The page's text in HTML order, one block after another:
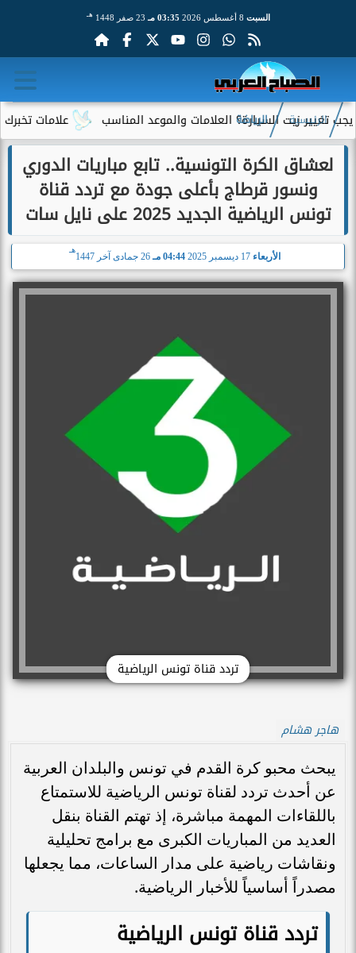
السبت 03:35 مـ 23 صفر 1448 هـ
علامات تخبرك بأن زيت السيارة؟ العلامات والموعد المناسب
الرئيسية الرياضة
لعشاق الكرة التونسية.. تابع مباريات الدوري
ونسور قرطاج بأعلى جودة مع تردد قناة
تونس الرياضية الجديد 2025 على نايل سات
الأربعاء 04:44 مـ 26 جمادى آخر 1447
هـ
تردد قناة تونس الرياضية
هاجر هشام
يبحث محبو كرة القدم في تونس والبلدان العربية
عن أحدث تردد لقناة تونس الرياضية للاستمتاع
باللقاءات المهمة مباشرة، إذ تهتم القناة بنقل
العديد من المباريات الكبرى مع برامج تحليلية
ونقاشات رياضية على مدار الساعات، مما يجعلها
مصدراً أساسياً للأخبار الرياضية.
تردد قناة تونس الرياضية